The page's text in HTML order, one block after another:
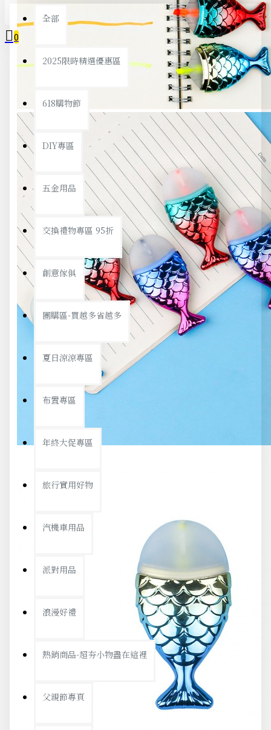
全部
2025限時精選優惠區
618購物節
DIY專區
五金用品
交換禮物專區 95折
創意傢俱
團購區-買越多省越多
夏日涼涼專區
布置專區
年終大促專區
旅行實用好物
汽機車用品
派對用品
浪漫好禮
熱銷商品-超夯小物盡在這裡
父親節專頁
0
您的購物車內沒有商品！